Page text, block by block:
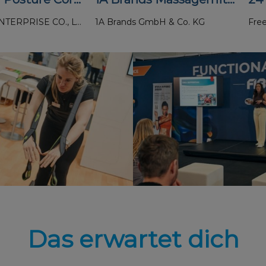
BUILD RAY ENTERPRISE CO., LTD. 1A Brands GmbH & Co. KG
Das erwartet dich